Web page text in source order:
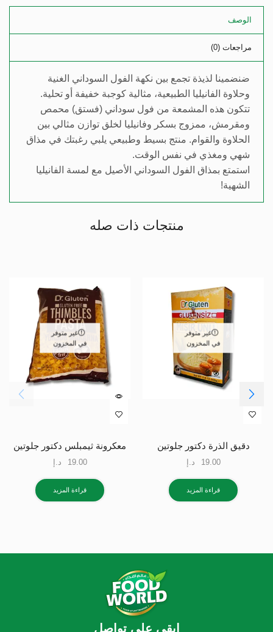
الوصف
مراجعات (0)
ضنضمينا لذيذة تجمع بين نكهة الفول السوداني الغنية
وحلاوة الفانيليا الطبيعية، مثالية كوجبة خفيفة أو تحلية.
تتكون هذه المشمعة من فول سوداني (فستق) محمص
ومقرمش، ممزوج بسكر وفانيليا لخلق توازن مثالي بين
الحلاوة والقوام. منتج بسيط وطبيعي يلبي رغبتك في مذاق
شهي ومغذي في نفس الوقت.
استمتع بمذاق الفول السوداني الأصيل مع لمسة الفانيليا
الشهية!
منتجات ذات صله
غير متوفر
في المخزون
دقيق الذرة دكتور جلوتين
19.00 د.إ
قراءة المزيد
غير متوفر
في المخزون
معكرونة ثيمبلس دكتور جلوتين
19.00 د.إ
قراءة المزيد
ابقي علي تواصل